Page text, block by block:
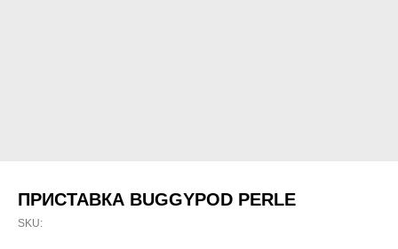
ПРИСТАВКА BUGGYPOD PERLE
SKU: